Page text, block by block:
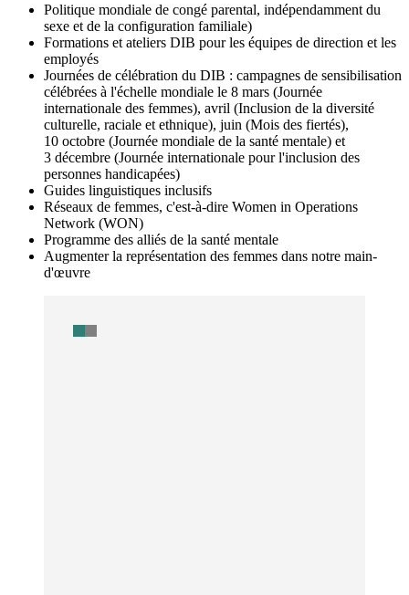
Politique mondiale de congé parental, indépendamment du
sexe et de la configuration familiale)
Formations et ateliers DIB pour les équipes de direction et les
employés
Journées de célébration du DIB : campagnes de sensibilisation
célébrées à l'échelle mondiale le 8 mars (Journée
internationale des femmes), avril (Inclusion de la diversité
culturelle, raciale et ethnique), juin (Mois des fiertés),
10 octobre (Journée mondiale de la santé mentale) et
3 décembre (Journée internationale pour l'inclusion des
personnes handicapées)
Guides linguistiques inclusifs
Réseaux de femmes, c'est-à-dire Women in Operations
Network (WON)
Programme des alliés de la santé mentale
Augmenter la représentation des femmes dans notre main-
d'œuvre